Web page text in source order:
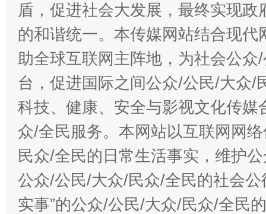
盾，促进社会大发展，最终实现
的和谐统一。本传媒网站结合现
助全球互联网主阵地，为社会公
台，促进国际之间公众/公民/大众/
科技、健康、安全与影视文化传
众/全民服务。本网站以互联网网
民众/全民的日常生活事实，维护
公众/公民/大众/民众/全民的社会公
实事”的公众/公民/大众/民众/全民